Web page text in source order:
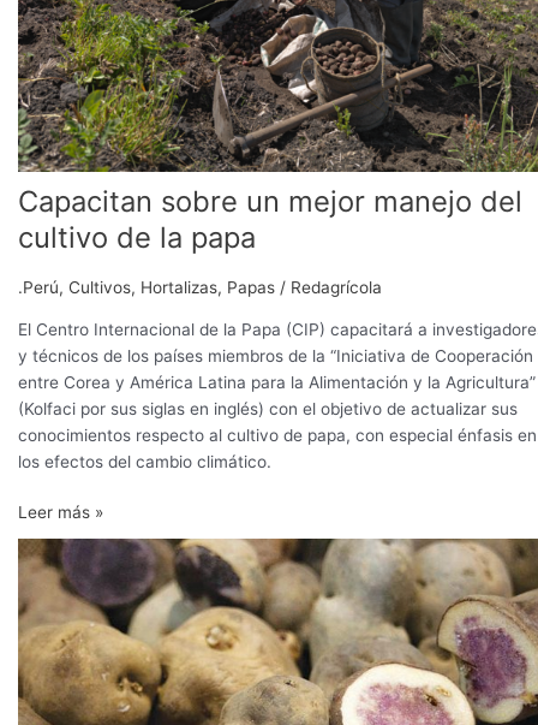
Capacitan sobre un mejor manejo del
cultivo de la papa
.Perú, Cultivos, Hortalizas, Papas / Redagrícola
El Centro Internacional de la Papa (CIP) capacitará a
y técnicos de los países miembros de la “Iniciativa de Cooperación
entre Corea y América Latina para la Alimentación y la Agricultura”
(Kolfaci por sus siglas en inglés) con el objetivo de actualizar sus
conocimientos respecto al cultivo de papa, con especial énfasis en
los efectos del cambio climático.
papa
Leer más »
Investigaciones
que
abrirán
nuevos
horizontes
a
la